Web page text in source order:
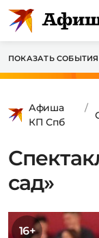
ПОКАЗАТЬ СОБЫТИЯ
Афиша
КП Спб
сад»
16+